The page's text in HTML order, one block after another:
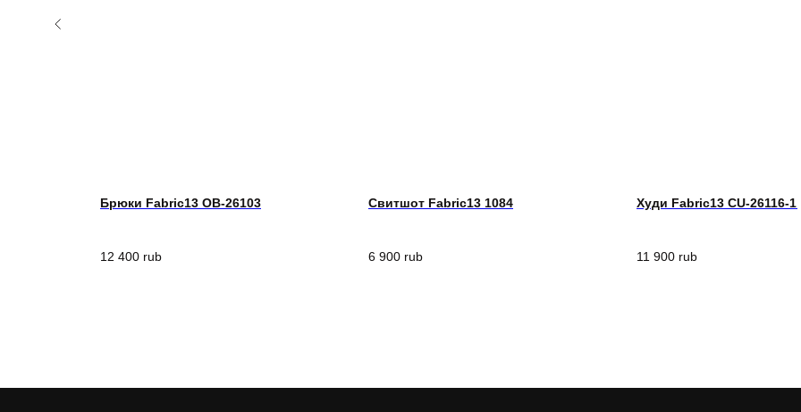
Брюки Fabric13 OB-26103
12 400 rub
Свитшот Fabric13 1084
6 900 rub
Худи Fabric13 CU-26116-1
11 900 rub